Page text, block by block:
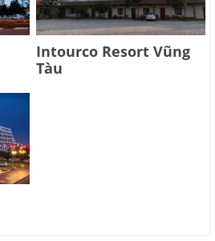
Intourco Resort Vũng
Tàu